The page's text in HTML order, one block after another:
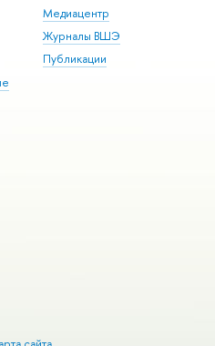
Медиацентр
Журналы ВШЭ
Публикации